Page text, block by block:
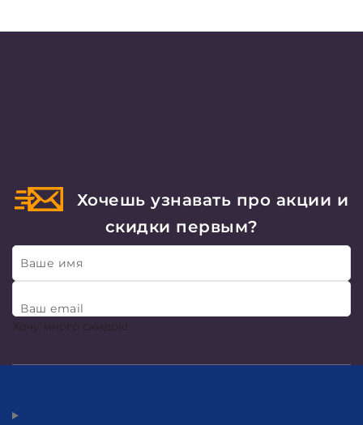
Хочешь узнавать про акции и
скидки первым?
Ваше имя
Ваш email
Хочу много скидок!